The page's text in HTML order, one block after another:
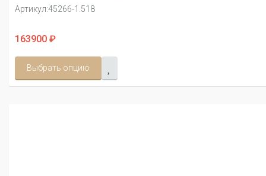
Артикул:45266-1.518
163900 ₽
Выбрать опцию